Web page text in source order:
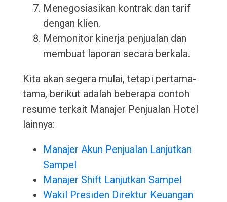
Menegosiasikan kontrak dan tarif
dengan klien.
Memonitor kinerja penjualan dan
membuat laporan secara berkala.
Kita akan segera mulai, tetapi pertama-
tama, berikut adalah beberapa contoh
resume terkait Manajer Penjualan Hotel
lainnya:
Manajer Akun Penjualan Lanjutkan
Sampel
Manajer Shift Lanjutkan Sampel
Wakil Presiden Direktur Keuangan